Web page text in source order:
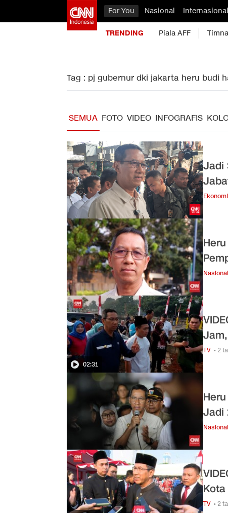
For You Nasional Internasional
TRENDING Piala AFF
Tag : pj gubernur dki jakarta heru budi
SEMUA FOTO VIDEO INFOGRAFIS
Jadi
Ekonomi
Nasional
02:31
TV • 2
Jadi
Nasional
TV • 2